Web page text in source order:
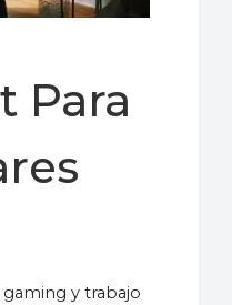
Para
y trabajo